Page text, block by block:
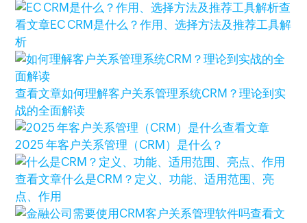
查
看文章EC CRM是什么？作用、选择方法及推荐工具解
析
查看文章如何理解客户关系管理系统CRM？理论到实
战的全面解读
查看文章
2025 年客户关系管理（CRM）是什么？
查看文章什么是CRM？定义、功能、适用范围、亮
点、作用
查看文